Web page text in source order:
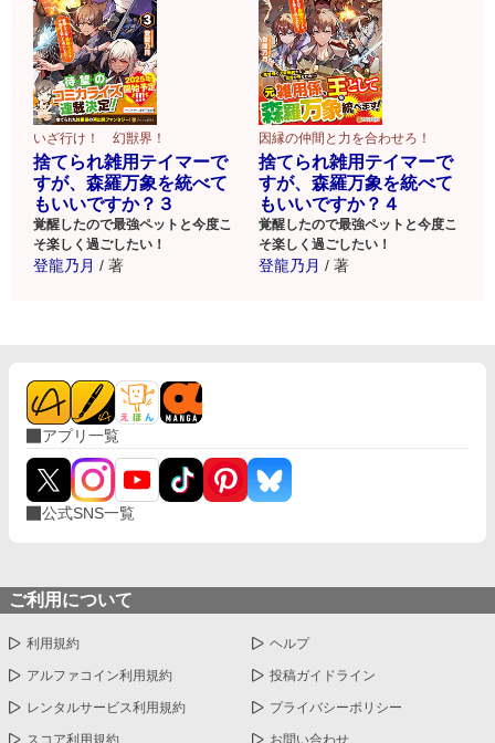
いざ行け！ 幻獣界！
捨てられ雑用テイマーで
すが、森羅万象を統べて
もいいですか？３
覚醒したので最強ペットと今度こ
そ楽しく過ごしたい！
登龍乃月 / 著
因縁の仲間と力を合わせろ！
捨てられ雑用テイマーで
すが、森羅万象を統べて
もいいですか？４
覚醒したので最強ペットと今度こ
そ楽しく過ごしたい！
登龍乃月 / 著
アプリ一覧
公式SNS一覧
ご利用について
利用規約 ヘルプ
アルファコイン利用規約 投稿ガイドライン
レンタルサービス利用規約 プライバシーポリシー
スコア利用規約 お問い合わせ